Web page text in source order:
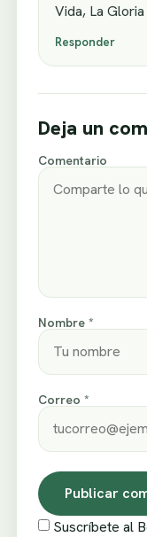
Vida, La
Responder
Deja un
Comentario
Nombre *
Correo *
Suscríbete al